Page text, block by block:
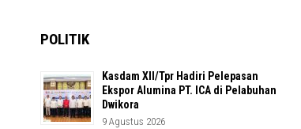
POLITIK
Kasdam XII/Tpr Hadiri Pelepasan
Ekspor Alumina PT. ICA di Pelabuhan
Dwikora
9 Agustus 2026